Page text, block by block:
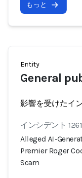
もっと
Entity
General
影響を受けたイ
インシデント 1261
Alleged AI-
Premier Roger
Scam